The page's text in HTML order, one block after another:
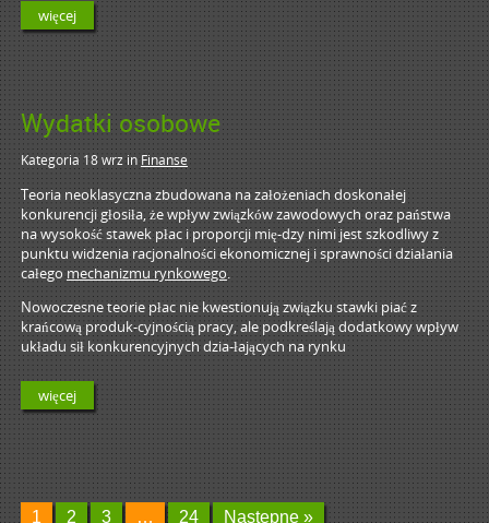
więcej
Wydatki osobowe
Kategoria 18 wrzinFinanse
Teoria neoklasyczna zbudowana na założeniach doskonałej
konkurencji głosiła, że wpływ związków zawodowych oraz państwa
na wysokość stawek płac i proporcji mię-dzy nimi jest szkodliwy z
punktu widzenia racjonalności ekonomicznej i sprawności działania
całegomechanizmu rynkowego.
Nowoczesne teorie płac nie kwestionują związku stawki piać z
krańcową produk-cyjnością pracy, ale podkreślają dodatkowy wpływ
układu sił konkurencyjnych dzia-łających na rynku
więcej
1 2 3 … 24 Następne »